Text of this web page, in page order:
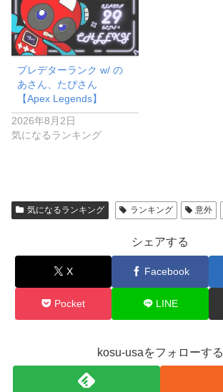
プレデターランク w/ の
あさん、たぴさん
【Apex Legends】
2026年8月2日
気になるランキング
気になるランキング ランキング 意外
シェアする
X Facebook
Pocket LINE
kosu-usaをフォローする